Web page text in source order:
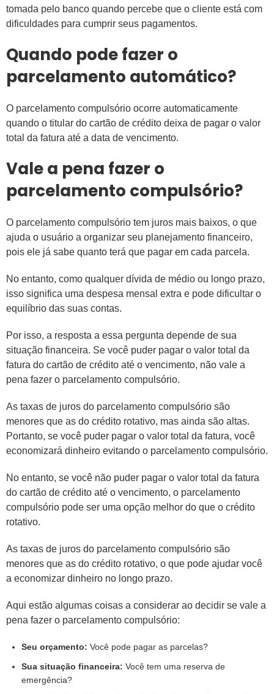
tomada pelo banco quando percebe que o cliente está com
dificuldades para cumprir seus pagamentos.
Quando pode fazer o
parcelamento automático?
O parcelamento compulsório ocorre automaticamente
quando o titular do cartão de crédito deixa de pagar o valor
total da fatura até a data de vencimento.
Vale a pena fazer o
parcelamento compulsório?
O parcelamento compulsório tem juros mais baixos, o que
ajuda o usuário a organizar seu planejamento financeiro,
pois ele já sabe quanto terá que pagar em cada parcela.
No entanto, como qualquer dívida de médio ou longo prazo,
isso significa uma despesa mensal extra e pode dificultar o
equilíbrio das suas contas.
Por isso, a resposta a essa pergunta depende de sua
situação financeira. Se você puder pagar o valor total da
fatura do cartão de crédito até o vencimento, não vale a
pena fazer o parcelamento compulsório.
As taxas de juros do parcelamento compulsório são
menores que as do crédito rotativo, mas ainda são altas.
Portanto, se você puder pagar o valor total da fatura, você
economizará dinheiro evitando o parcelamento compulsório.
No entanto, se você não puder pagar o valor total da fatura
do cartão de crédito até o vencimento, o parcelamento
compulsório pode ser uma opção melhor do que o crédito
rotativo.
As taxas de juros do parcelamento compulsório são
menores que as do crédito rotativo, o que pode ajudar você
a economizar dinheiro no longo prazo.
Aqui estão algumas coisas a considerar ao decidir se vale a
pena fazer o parcelamento compulsório:
Seu orçamento: Você pode pagar as parcelas?
Sua situação financeira: Você tem uma reserva de
emergência?